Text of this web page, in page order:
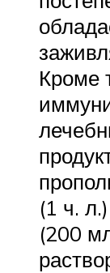
Кроме
(1 ч.
(200